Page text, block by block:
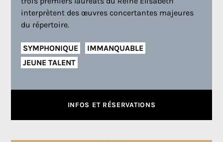
interprètent des œuvres concertantes majeures
du répertoire.
SYMPHONIQUE
IMMANQUABLE
JEUNE TALENT
INFOS ET RÉSERVATIONS